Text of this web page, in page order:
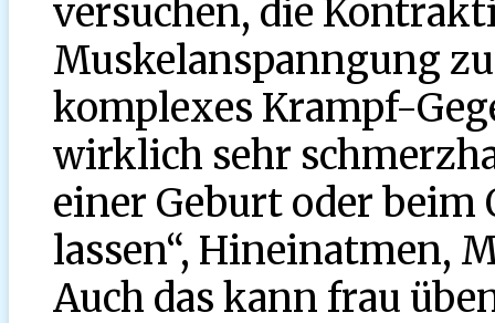
versuchen, die
Muskelanspanngung
komplexes Krampf-
wirklich sehr
einer Geburt oder beim
lassen“, Hineinatmen,
Auch das kann frau